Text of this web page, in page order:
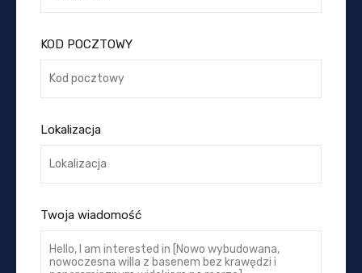
KOD POCZTOWY
Lokalizacja
Twoja wiadomość